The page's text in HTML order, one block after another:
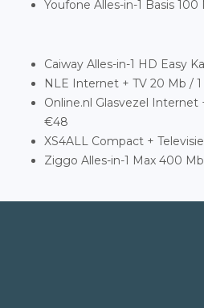
Youfone Alles-in-1 Basis 100
Caiway Alles-in-1 HD Easy
NLE Internet + TV 20 Mb /
Online.nl Glasvezel Internet
€48
XS4ALL Compact +
Ziggo Alles-in-1 Max 400